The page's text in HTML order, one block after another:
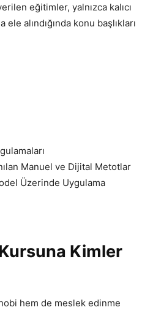
eğitimler, yalnızca kalıcı
ele alındığında konu başlıkları
Manuel ve Dijital Metotlar
Üzerinde Uygulama
Kimler
hem de meslek edinme